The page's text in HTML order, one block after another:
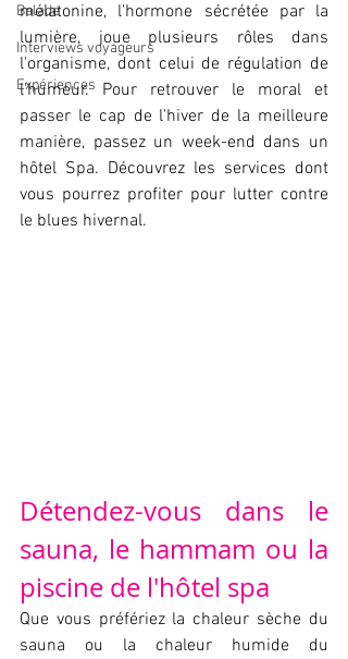
Balade
Interviews voyageurs
Expériences
mélatonine, l'hormone sécrétée par la
lumière, joue plusieurs rôles dans
l'organisme, dont celui de régulation de
l'humeur. Pour retrouver le moral et
passer le cap de l'hiver de la meilleure
manière, passez un week-end dans un
hôtel Spa. Découvrez les services dont
vous pourrez profiter pour lutter contre
le blues hivernal.
Détendez-vous dans le
sauna, le hammam ou la
piscine de l'hôtel spa
Que vous préfériez la chaleur sèche du
sauna ou la chaleur humide du